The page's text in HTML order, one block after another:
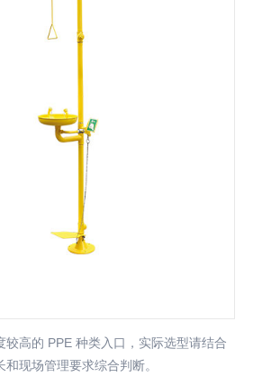
较高的 PPE 种类入口，实际选型请结合
现场管理要求综合判断。